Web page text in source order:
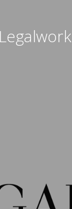
Legalwork